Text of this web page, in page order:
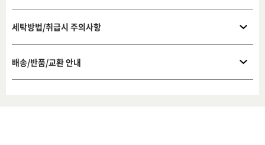
세탁방법/취급시 주의사항
배송/반품/교환 안내